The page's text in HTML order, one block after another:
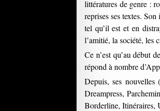
littératures de genre :
reprises ses textes.
tel qu’il est et en
l’amitié, la société,
Ce n’est qu’au début
répond à nombre
Depuis, ses
Dreampress,
Borderline, Itinéraires,